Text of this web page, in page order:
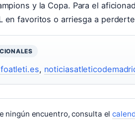
y la Copa. Para el
en favoritos o arriesga a
,
ningún encuentro, consulta el